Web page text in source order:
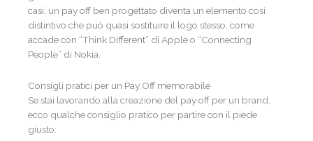
casi, un pay off ben progettato diventa un elemento così
distintivo che può quasi sostituire il logo stesso, come
accade con “Think Different” di Apple o “Connecting
People” di Nokia.
Consigli pratici per un Pay Off memorabile
Se stai lavorando alla creazione del pay off per un brand,
ecco qualche consiglio pratico per partire con il piede
giusto: